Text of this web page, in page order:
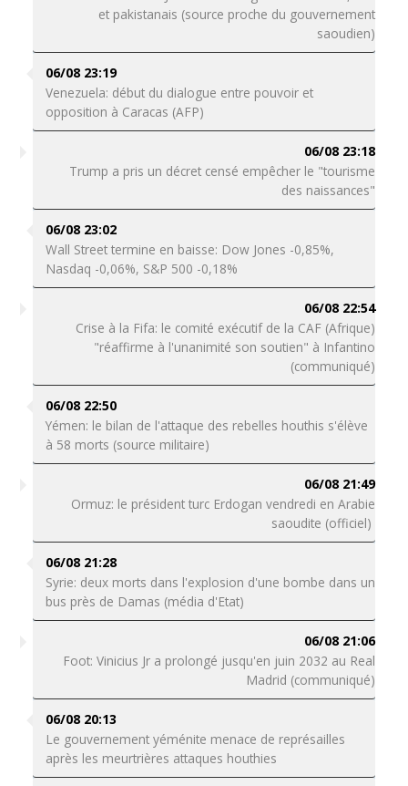
et pakistanais (source proche du gouvernement
saoudien)
06/08 23:19
Venezuela: début du dialogue entre pouvoir et
opposition à Caracas (AFP)
06/08 23:18
Trump a pris un décret censé empêcher le "tourisme
des naissances"
06/08 23:02
Wall Street termine en baisse: Dow Jones -0,85%,
Nasdaq -0,06%, S&P 500 -0,18%
06/08 22:54
Crise à la Fifa: le comité exécutif de la CAF (Afrique)
"réaffirme à l'unanimité son soutien" à Infantino
(communiqué)
06/08 22:50
Yémen: le bilan de l'attaque des rebelles houthis s'élève
à 58 morts (source militaire)
06/08 21:49
Ormuz: le président turc Erdogan vendredi en Arabie
saoudite (officiel)
06/08 21:28
Syrie: deux morts dans l'explosion d'une bombe dans un
bus près de Damas (média d'Etat)
06/08 21:06
Foot: Vinicius Jr a prolongé jusqu'en juin 2032 au Real
Madrid (communiqué)
06/08 20:13
Le gouvernement yéménite menace de représailles
après les meurtrières attaques houthies